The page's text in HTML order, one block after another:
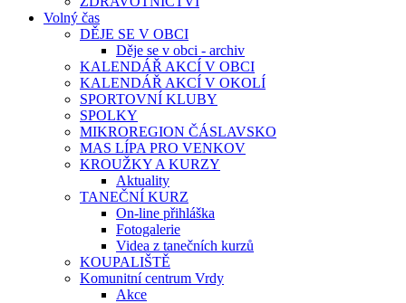
Volný čas
DĚJE SE V OBCI
Děje se v obci - archiv
KALENDÁŘ AKCÍ V OBCI
KALENDÁŘ AKCÍ V OKOLÍ
SPORTOVNÍ KLUBY
SPOLKY
MIKROREGION ČÁSLAVSKO
MAS LÍPA PRO VENKOV
KROUŽKY A KURZY
Aktuality
TANEČNÍ KURZ
On-line přihláška
Fotogalerie
Videa z tanečních kurzů
KOUPALIŠTĚ
Komunitní centrum Vrdy
Akce